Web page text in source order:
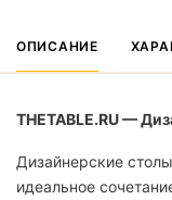
ОПИСАНИЕ
THETABLE.RU —
Дизайнерские
идеальное